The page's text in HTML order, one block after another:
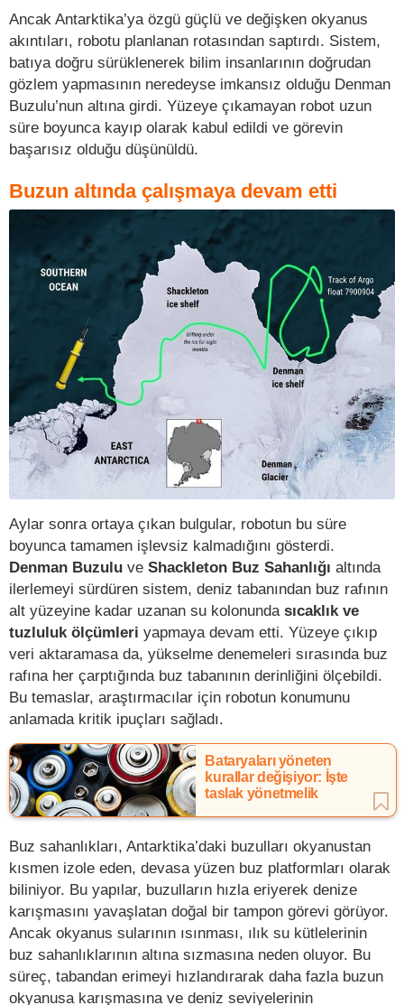
Ancak Antarktika’ya özgü güçlü ve değişken okyanus
akıntıları, robotu planlanan rotasından saptırdı. Sistem,
batıya doğru sürüklenerek bilim insanlarının doğrudan
gözlem yapmasının neredeyse imkansız olduğu Denman
Buzulu’nun altına girdi. Yüzeye çıkamayan robot uzun
süre boyunca kayıp olarak kabul edildi ve görevin
başarısız olduğu düşünüldü.
Buzun altında çalışmaya devam etti
Aylar sonra ortaya çıkan bulgular, robotun bu süre
boyunca tamamen işlevsiz kalmadığını gösterdi.
Denman Buzulu ve Shackleton Buz Sahanlığı altında
ilerlemeyi sürdüren sistem, deniz tabanından buz rafının
alt yüzeyine kadar uzanan su kolonunda sıcaklık ve
tuzluluk ölçümleri yapmaya devam etti. Yüzeye çıkıp
veri aktaramasa da, yükselme denemeleri sırasında buz
rafına her çarptığında buz tabanının derinliğini ölçebildi.
Bu temaslar, araştırmacılar için robotun konumunu
anlamada kritik ipuçları sağladı.
Bataryaları yöneten
kurallar değişiyor: İşte
taslak yönetmelik
Buz sahanlıkları, Antarktika’daki buzulları okyanustan
kısmen izole eden, devasa yüzen buz platformları olarak
biliniyor. Bu yapılar, buzulların hızla eriyerek denize
karışmasını yavaşlatan doğal bir tampon görevi görüyor.
Ancak okyanus sularının ısınması, ılık su kütlelerinin
buz sahanlıklarının altına sızmasına neden oluyor. Bu
süreç, tabandan erimeyi hızlandırarak daha fazla buzun
okyanusa karışmasına ve deniz seviyelerinin